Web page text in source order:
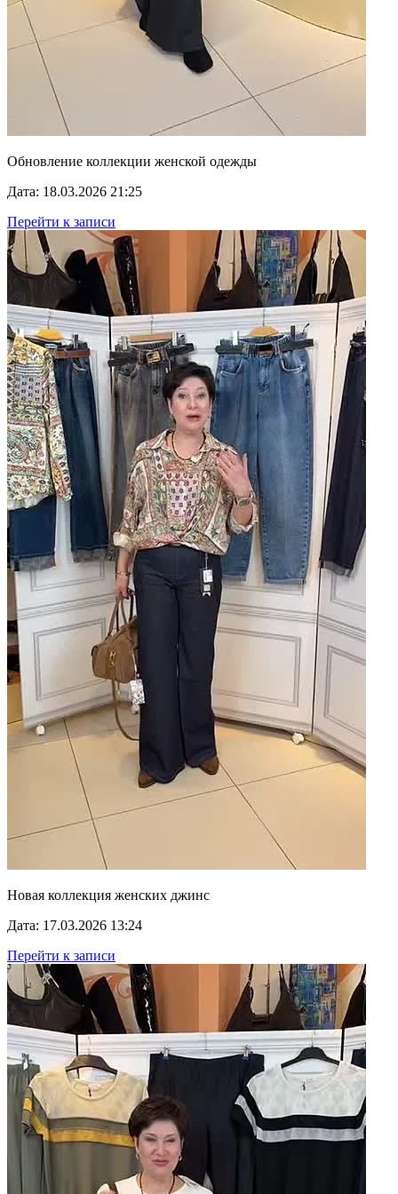
Обновление коллекции женской одежды
Дата: 18.03.2026 21:25
Перейти к записи
Новая коллекция женских джинс
Дата: 17.03.2026 13:24
Перейти к записи